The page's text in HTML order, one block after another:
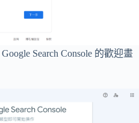
Search Console 的歡迎畫